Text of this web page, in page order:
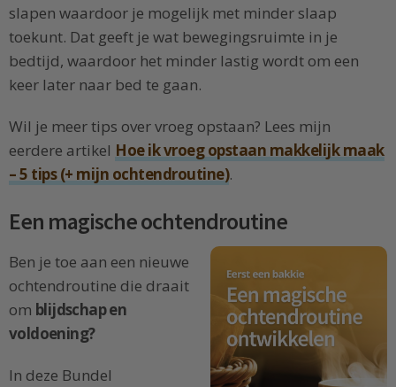
slapen waardoor je mogelijk met minder slaap
toekunt. Dat geeft je wat bewegingsruimte in je
bedtijd, waardoor het minder lastig wordt om een
keer later naar bed te gaan.
Wil je meer tips over vroeg opstaan? Lees mijn
eerdere artikel Hoe ik vroeg opstaan makkelijk maak
– 5 tips (+ mijn ochtendroutine).
Een magische ochtendroutine
Ben je toe aan een nieuwe
ochtendroutine die draait
om blijdschap en
voldoening?
In deze Bundel